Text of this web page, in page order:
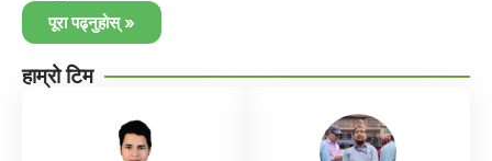
पूरा पढ्नुहोस् »
हाम्रो टिम